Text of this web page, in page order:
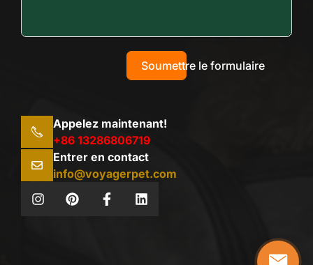
Soumettre le formulaire
Appelez maintenant!
+86 13286806719
Entrer en contact
info@voyagerpet.com